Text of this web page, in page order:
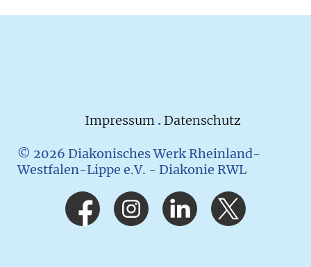
Impressum . Datenschutz
© 2026 Diakonisches Werk Rheinland-
Westfalen-Lippe e.V. - Diakonie RWL